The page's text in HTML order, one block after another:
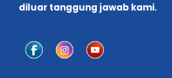
diluar tanggung jawab kami.